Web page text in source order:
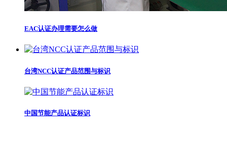
EAC认证办理需要怎么做
台湾NCC认证产品范围与标识
中国节能产品认证标识